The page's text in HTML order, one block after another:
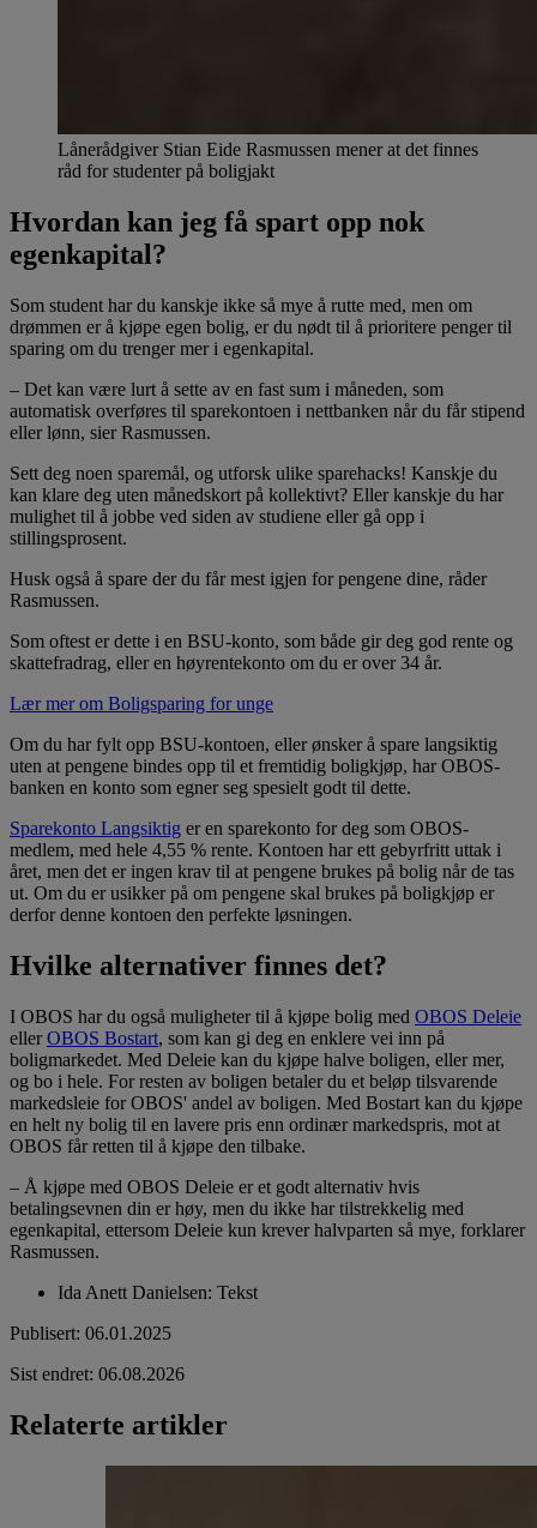
Lånerådgiver Stian Eide Rasmussen mener at det finnes
råd for studenter på boligjakt
Hvordan kan jeg få spart opp nok
egenkapital?
Som student har du kanskje ikke så mye å rutte med, men om
drømmen er å kjøpe egen bolig, er du nødt til å prioritere penger til
sparing om du trenger mer i egenkapital.
– Det kan være lurt å sette av en fast sum i måneden, som
automatisk overføres til sparekontoen i nettbanken når du får stipend
eller lønn, sier Rasmussen.
Sett deg noen sparemål, og utforsk ulike sparehacks! Kanskje du
kan klare deg uten månedskort på kollektivt? Eller kanskje du har
mulighet til å jobbe ved siden av studiene eller gå opp i
stillingsprosent.
Husk også å spare der du får mest igjen for pengene dine, råder
Rasmussen.
Som oftest er dette i en BSU-konto, som både gir deg god rente og
skattefradrag, eller en høyrentekonto om du er over 34 år.
Lær mer om Boligsparing for unge
Om du har fylt opp BSU-kontoen, eller ønsker å spare langsiktig
uten at pengene bindes opp til et fremtidig boligkjøp, har OBOS-
banken en konto som egner seg spesielt godt til dette.
Sparekonto Langsiktig er en sparekonto for deg som OBOS-
medlem, med hele 4,55 % rente. Kontoen har ett gebyrfritt uttak i
året, men det er ingen krav til at pengene brukes på bolig når de tas
ut. Om du er usikker på om pengene skal brukes på boligkjøp er
derfor denne kontoen den perfekte løsningen.
Hvilke alternativer finnes det?
I OBOS har du også muligheter til å kjøpe bolig med OBOS Deleie
ellerOBOS Bostart, som kan gi deg en enklere vei inn på
boligmarkedet. Med Deleie kan du kjøpe halve boligen, eller mer,
og bo i hele. For resten av boligen betaler du et beløp tilsvarende
markedsleie for OBOS' andel av boligen. Med Bostart kan du kjøpe
en helt ny bolig til en lavere pris enn ordinær markedspris, mot at
OBOS får retten til å kjøpe den tilbake.
– Å kjøpe med OBOS Deleie er et godt alternativ hvis
betalingsevnen din er høy, men du ikke har tilstrekkelig med
egenkapital, ettersom Deleie kun krever halvparten så mye, forklarer
Rasmussen.
Ida Anett Danielsen: Tekst
Publisert: 06.01.2025
Sist endret: 06.08.2026
Relaterte artikler